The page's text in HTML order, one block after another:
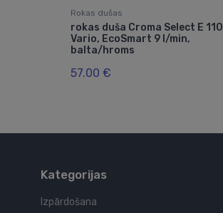
Rokas dušas
rokas duša Croma Select E 110
Vario, EcoSmart 9 l/min,
balta/hroms
57.00 €
Kategorijas
Izpārdošana